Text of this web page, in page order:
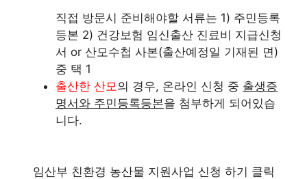
직접 방문시 준비해야할 서류는 1) 주민등록
등본 2) 건강보험 임신출산 진료비 지급신청
서 or 산모수첩 사본(출산예정일 기재된 면)
중 택 1
출산한 산모 의 경우, 온라인 신청 중 출생증
명서와 주민등록등본을 첨부하게 되어있습
니다.
임산부 친환경 농산물 지원사업 신청 하기 클릭